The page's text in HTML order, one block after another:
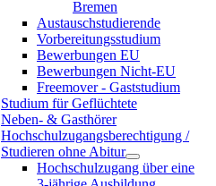
Bremen
Austauschstudierende
Vorbereitungsstudium
Bewerbungen EU
Bewerbungen Nicht-EU
Freemover - Gaststudium
Studium für Geflüchtete
Neben- & Gasthörer
Hochschulzugangsberechtigung /
Studieren ohne Abitur
Hochschulzugang über eine